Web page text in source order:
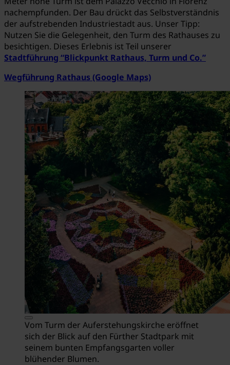
nachempfunden. Der Bau drückt das Selbstverständnis
der aufstrebenden Industriestadt aus. Unser Tipp:
Nutzen Sie die Gelegenheit, den Turm des Rathauses zu
besichtigen. Dieses Erlebnis ist Teil unserer
Stadtführung “Blickpunkt Rathaus, Turm und Co.”
Wegführung Rathaus (Google Maps)
Vom Turm der Auferstehungskirche eröffnet
sich der Blick auf den Fürther Stadtpark mit
seinem bunten Empfangsgarten voller
blühender Blumen.